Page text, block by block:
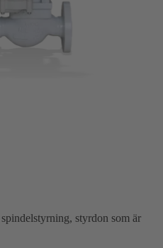
styrdon som är